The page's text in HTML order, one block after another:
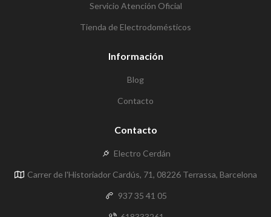
Servicio Atención Oficial
Tienda de Electrodomésticos
Información
Blog
Contacto
Contacto
Electro Cerdán
Carrer de l'Historiador Cardús, 71, 08226 Terrassa, Barcelona
937 35 41 05